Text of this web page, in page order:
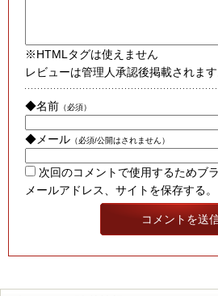
※HTMLタグは使えません
レビューは管理人承認後掲載されます
◆名前 （必須）
◆メール （必須/公開はされません）
次回のコメントで使用するためブ
メールアドレス、サイトを保存する。